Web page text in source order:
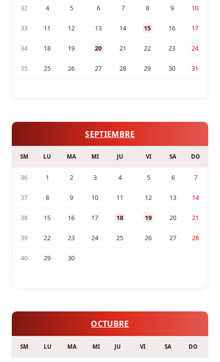
32 4 5 6 7 8 9 10
33 11 12 13 14 15 16 17
34 18 19 20 21 22 23 24
35 25 26 27 28 29 30 31
SEPTIEMBRE
SM LU MA MI JU VI SA DO
36 1 2 3 4 5 6 7
37 8 9 10 11 12 13 14
38 15 16 17 18 19 20 21
39 22 23 24 25 26 27 28
40 29 30
OCTUBRE
SM LU MA MI JU VI SA DO